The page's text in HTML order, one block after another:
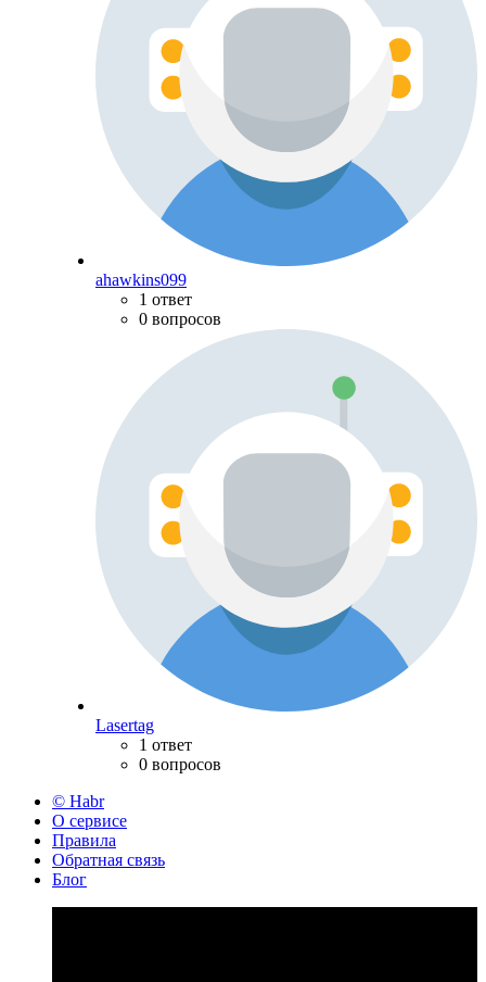
ahawkins099
1 ответ
0 вопросов
Lasertag
1 ответ
0 вопросов
© Habr
О сервисе
Правила
Обратная связь
Блог